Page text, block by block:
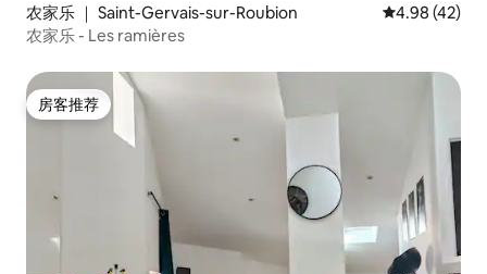
农家乐 ｜ Saint-Gervais-sur-Roubion 平均评分
4.98 (42)
农家乐 - Les ramières
房客推荐
房客推荐